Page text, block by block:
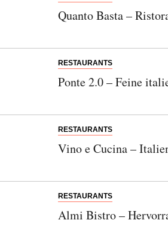
Quanto Basta –
RESTAURANTS
Ponte 2.0 – Feine
RESTAURANTS
Vino e Cucina –
RESTAURANTS
Almi Bistro –